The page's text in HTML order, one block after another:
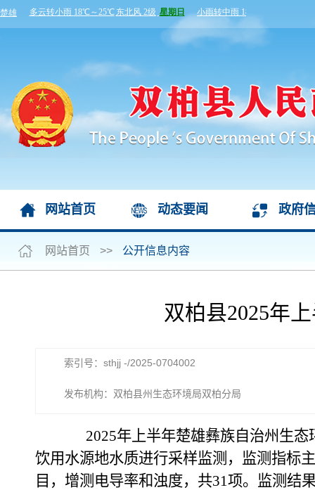
网站首页 动态要闻 政府
网站首页 >> 公开信息内容
双柏县2025年
索引号：sthjj -/2025-0704002
发布机构：双柏县州生态环境局双柏分局
2025年上半年楚雄彝族自治州生态
饮用水源地水质进行采样监测，监测指标
目，增测电导率和浊度，共31项。监测结